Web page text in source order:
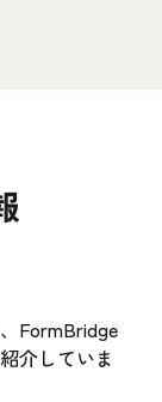
FormBridge
介していま